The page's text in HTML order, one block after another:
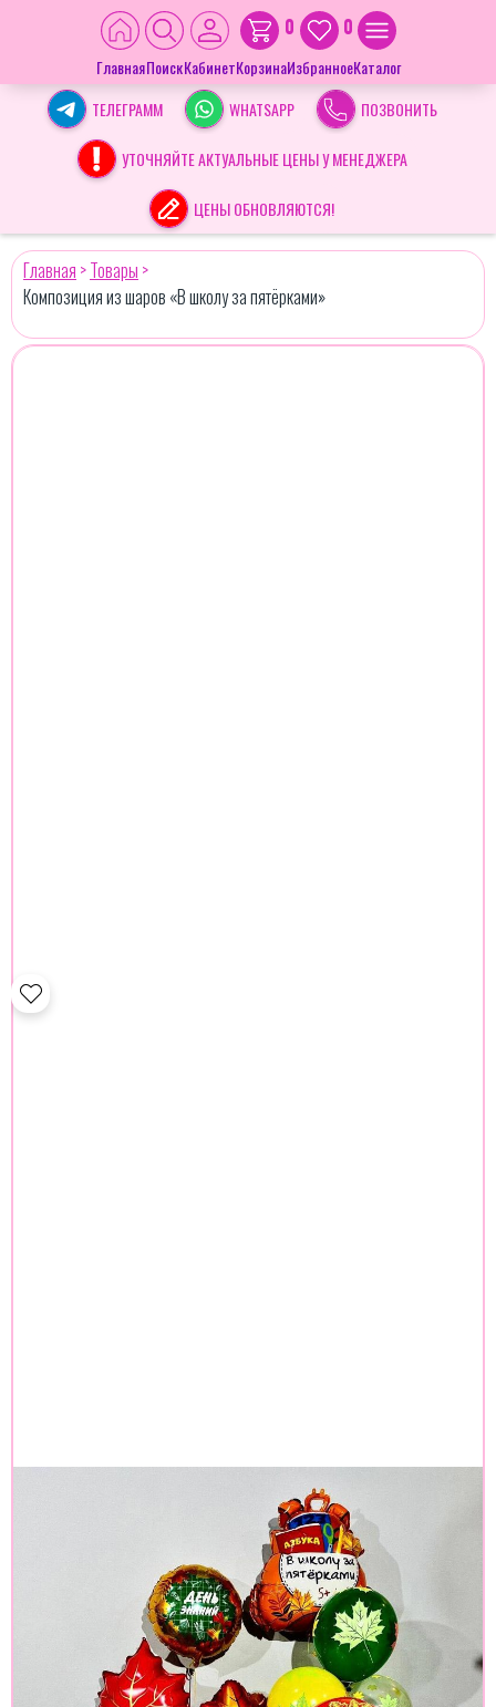
ГлавнаяПоискКабинет
0
Корзина
0
ИзбранноеКаталог
ТЕЛЕГРАММ
WHATSAPP ПОЗВОНИТЬ
УТОЧНЯЙТЕ АКТУАЛЬНЫЕ ЦЕНЫ У МЕНЕДЖЕРА
ЦЕНЫ ОБНОВЛЯЮТСЯ!
Главная >Товары >
Композиция из шаров «В школу за пятёрками»